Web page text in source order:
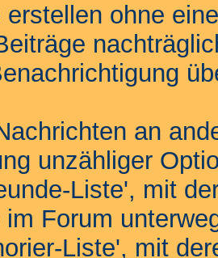
erstellen ohne
an
unzähliger
Liste', mit
im Forum
Liste', mit